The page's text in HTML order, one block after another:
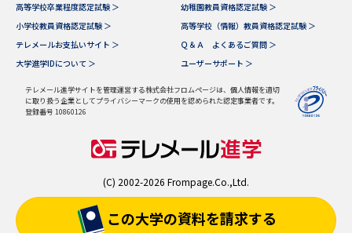
この大学の資料を請求する
高等学校卒業程度認定試験 ＞
幼稚園教員資格認定試験 ＞
小学校教員資格認定試験 ＞
高等学校（情報）教員資格認定試験 ＞
テレメールお支払いサイト ＞
Ｑ＆Ａ よくあるご質問 ＞
大学進学IDについて ＞
ユーザーサポート ＞
テレメール進学サイトを管理運営する株式会社フロムページは、個人情報を適切
に取り扱う企業としてプライバシーマークの使用を認められた認定事業者です。
登録番号 10860126
(C) 2002-2026 Frompage.Co.,Ltd.